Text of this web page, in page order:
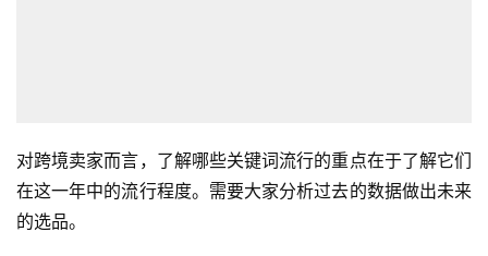
对跨境卖家而言，了解哪些关键词流行的重点在于了解它们
在这一年中的流行程度。需要大家分析过去的数据做出未来
的选品。